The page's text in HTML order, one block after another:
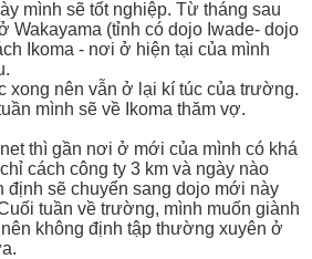
mình sẽ tốt nghiệp. Từ tháng sau
Wakayama (tỉnh có dojo Iwade- dojo
Ikoma - nơi ở hiện tại của mình
xong nên vẫn ở lại kí túc của trường.
mình sẽ về Ikoma thăm vợ.
thì gần nơi ở mới của mình có khá
cách công ty 3 km và ngày nào
định sẽ chuyển sang dojo mới này
tuần về trường, mình muốn giành
không định tập thường xuyên ở